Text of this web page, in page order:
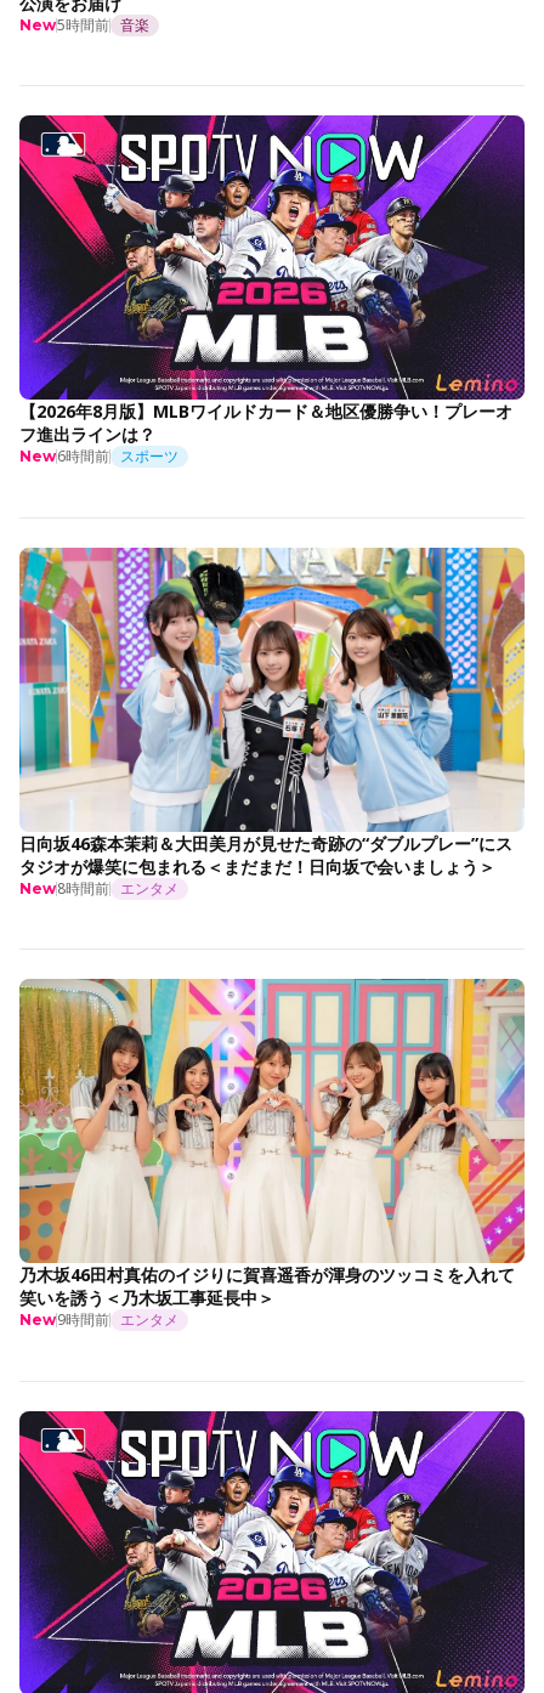
New5時間前 音楽
【2026年8月版】MLBワイルドカード＆地区優勝争い！プレーオ
フ進出ラインは？
New6時間前 スポーツ
日向坂46森本茉莉＆大田美月が見せた奇跡の“ダブルプレー”にス
タジオが爆笑に包まれる＜まだまだ！日向坂で会いましょう＞
New8時間前 エンタメ
乃木坂46田村真佑のイジりに賀喜遥香が渾身のツッコミを入れて
笑いを誘う＜乃木坂工事延長中＞
New9時間前 エンタメ